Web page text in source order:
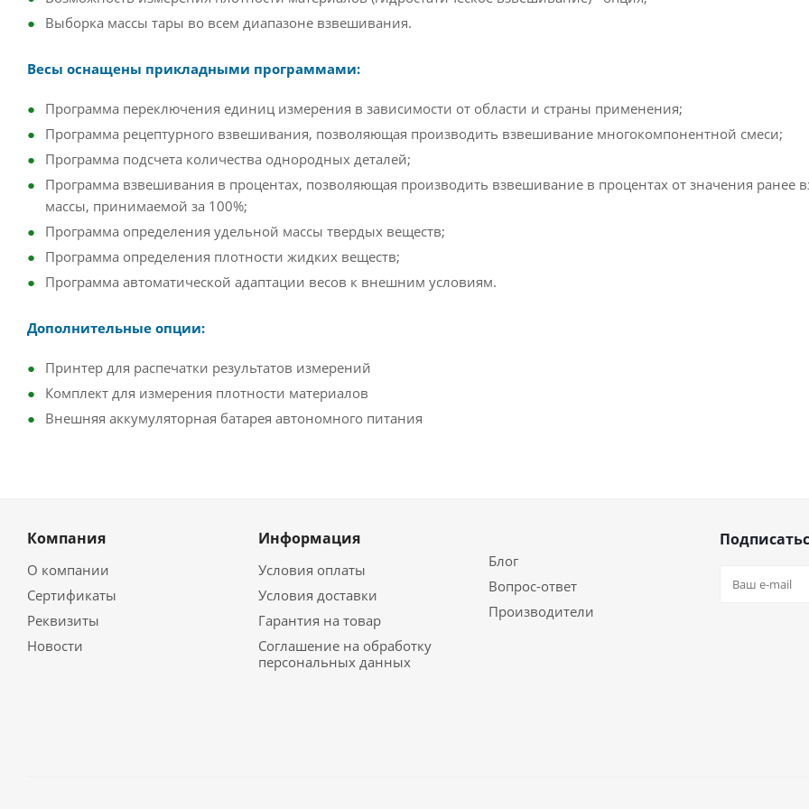
Выборка массы тары во всем диапазоне взвешивания.
Весы оснащены прикладными программами:
Программа переключения единиц измерения в зависимости от области и страны применения;
Программа рецептурного взвешивания, позволяющая производить взвешивание многокомпонентной смеси;
Программа подсчета количества однородных деталей;
Программа взвешивания в процентах, позволяющая производить взвешивание в процентах от значения ранее
массы, принимаемой за 100%;
Программа определения удельной массы твердых веществ;
Программа определения плотности жидких веществ;
Программа автоматической адаптации весов к внешним условиям.
Дополнительные опции:
Принтер для распечатки результатов измерений
Комплект для измерения плотности материалов
Внешняя аккумуляторная батарея автономного питания
Компания
О компании
Сертификаты
Реквизиты
Новости
Информация
Условия оплаты
Условия доставки
Гарантия на товар
Соглашение на обработку
персональных данных
Блог
Вопрос-ответ
Производители